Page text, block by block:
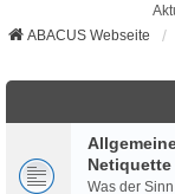
ABACUS Webseite
Netiquette
Was der